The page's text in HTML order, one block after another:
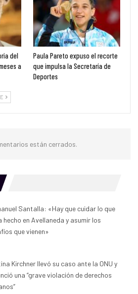
del
a
Paula Pareto expuso el recorte
que impulsa la Secretaría de
Deportes
están cerrados.
Santalla: «Hay que cuidar lo que
hecho en Avellaneda y asumir los
que vienen»
Kirchner llevó su caso ante la ONU y
una “grave violación de derechos